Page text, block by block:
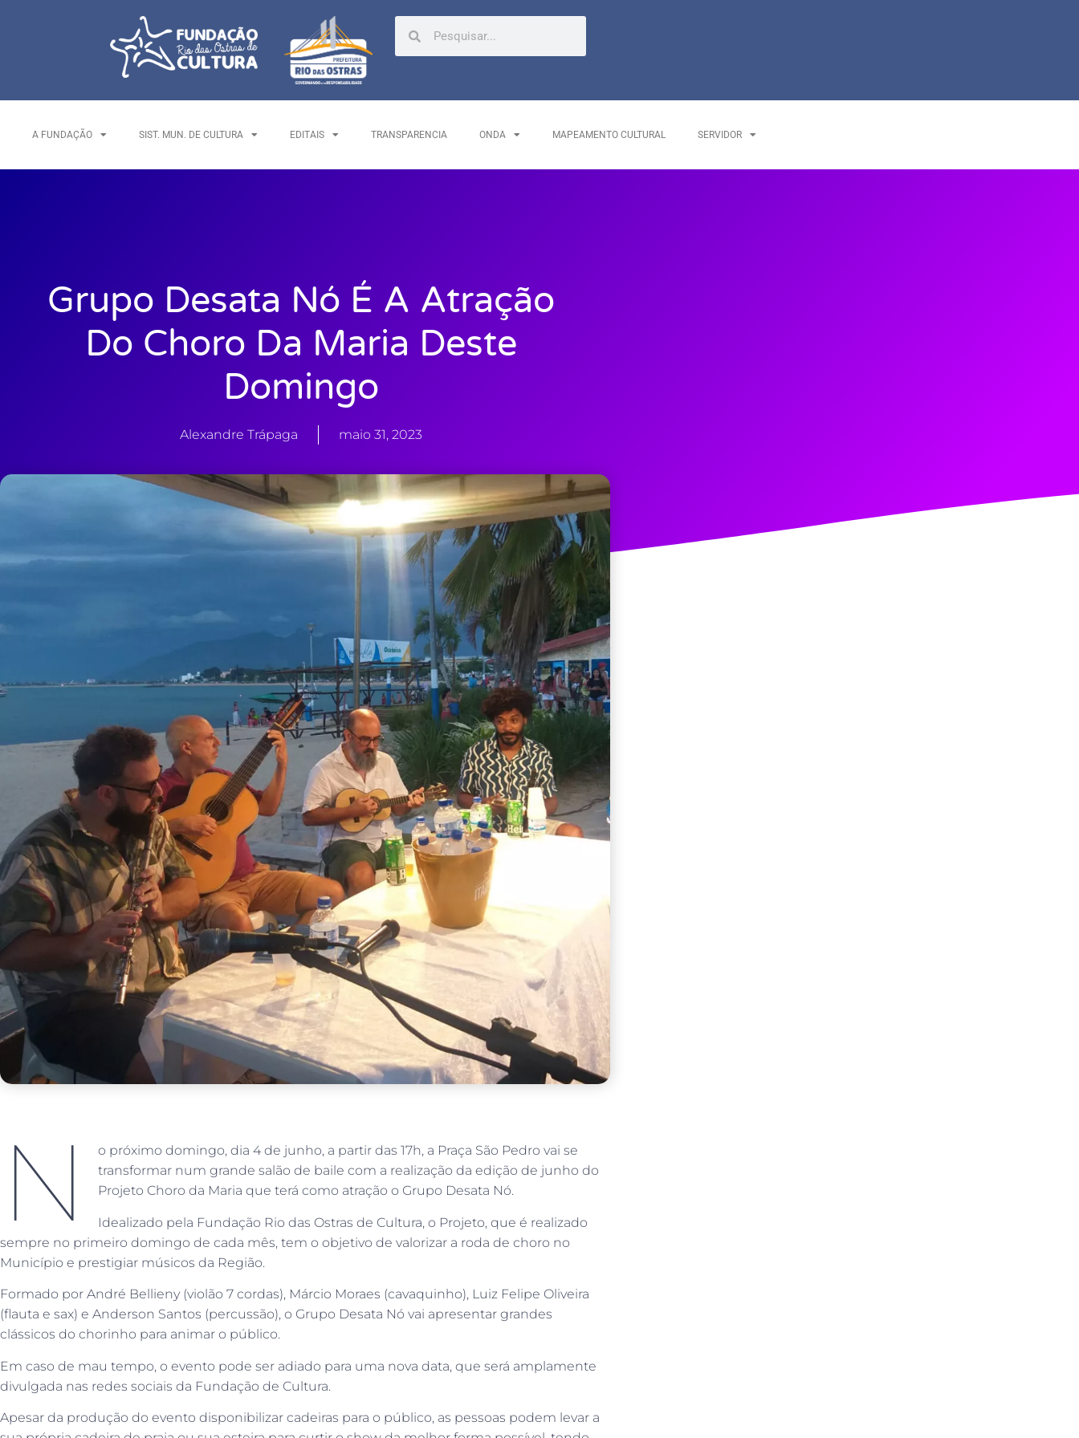
A FUNDAÇÃO SIST. MUN. DE CULTURA EDITAIS TRANSPARENCIA ONDA MAPEAMENTO CULTURAL SERVIDOR
Grupo Desata Nó É A Atração
Do Choro Da Maria Deste
Domingo
Alexandre Trápaga maio 31, 2023
N
o próximo domingo, dia 4 de junho, a partir das 17h, a Praça São Pedro vai se
transformar num grande salão de baile com a realização da edição de junho do
Projeto Choro da Maria que terá como atração o Grupo Desata Nó.
Idealizado pela Fundação Rio das Ostras de Cultura, o Projeto, que é realizado
sempre no primeiro domingo de cada mês, tem o objetivo de valorizar a roda de choro no
Município e prestigiar músicos da Região.
Formado por André Bellieny (violão 7 cordas), Márcio Moraes (cavaquinho), Luiz Felipe Oliveira
(flauta e sax) e Anderson Santos (percussão), o Grupo Desata Nó vai apresentar grandes
clássicos do chorinho para animar o público.
Em caso de mau tempo, o evento pode ser adiado para uma nova data, que será amplamente
divulgada nas redes sociais da Fundação de Cultura.
Apesar da produção do evento disponibilizar cadeiras para o público, as pessoas podem levar a